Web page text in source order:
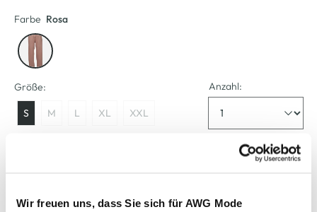
Wir freuen uns, dass Sie sich für AWG Mode
Farbe Rosa
Größe:
S M L XL XXL
Anzahl: